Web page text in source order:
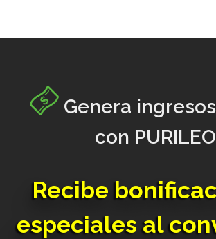
Genera ingresos
con PURILEO